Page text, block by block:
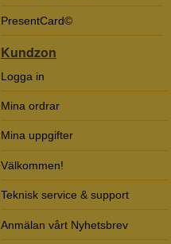
PresentCard©
Kundzon
Logga in
Mina ordrar
Mina uppgifter
Välkommen!
Teknisk service & support
Anmälan vårt Nyhetsbrev